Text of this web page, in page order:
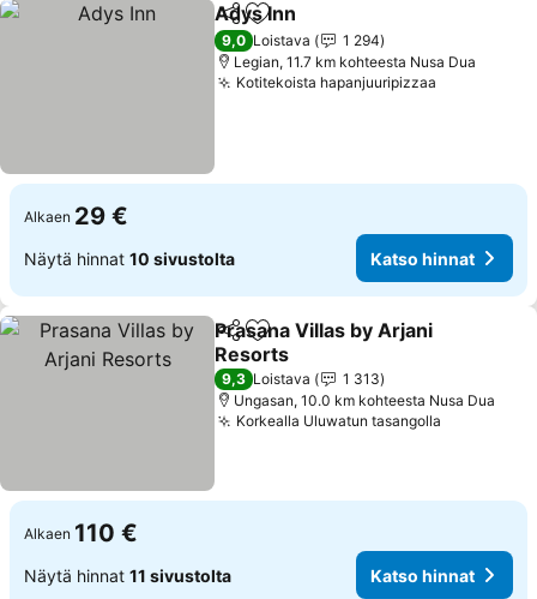
Jaa Lisää suosikkeihin
Adys Inn
9,0 Loistava
1 294
Legian, 11.7 km kohteesta Nusa Dua
Kotitekoista hapanjuuripizzaa
Alkaen 29 €
Näytä hinnat 10 sivustolta Katso hinnat
Jaa Lisää suosikkeihin
Prasana Villas by Arjani
Resorts
9,3 Loistava
1 313
Ungasan, 10.0 km kohteesta Nusa Dua
Korkealla Uluwatun tasangolla
Alkaen 110 €
Näytä hinnat 11 sivustolta Katso hinnat